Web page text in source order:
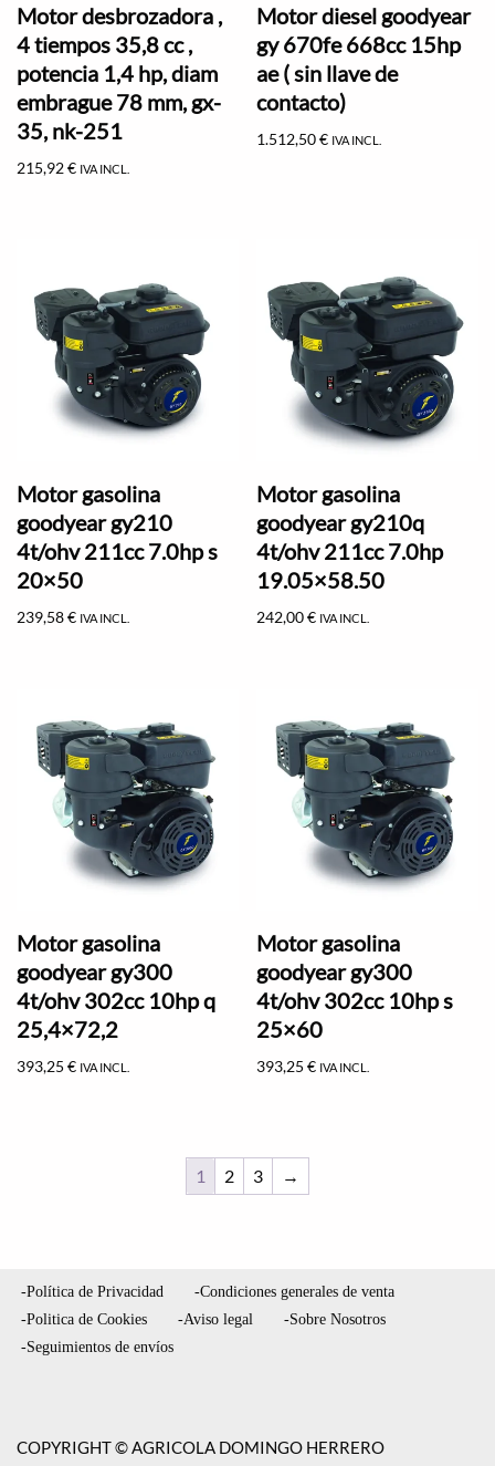
Motor desbrozadora ,
4 tiempos 35,8 cc ,
potencia 1,4 hp, diam
embrague 78 mm, gx-
35, nk-251
215,92€ IVA INCL.
Motor diesel goodyear
gy 670fe 668cc 15hp
ae ( sin llave de
contacto)
1.512,50€ IVA INCL.
Motor gasolina
goodyear gy210
4t/ohv 211cc 7.0hp s
20×50
239,58€ IVA INCL.
Motor gasolina
goodyear gy210q
4t/ohv 211cc 7.0hp
19.05×58.50
242,00€ IVA INCL.
Motor gasolina
goodyear gy300
4t/ohv 302cc 10hp q
25,4×72,2
393,25 € IVA INCL.
Motor gasolina
goodyear gy300
4t/ohv 302cc 10hp s
25×60
393,25€ IVA INCL.
1 2 3 →
-Política de Privacidad
-Condiciones generales de venta
-Politica de Cookies
-Aviso legal
-Sobre Nosotros
-Seguimientos de envíos
COPYRIGHT © AGRICOLA DOMINGO HERRERO